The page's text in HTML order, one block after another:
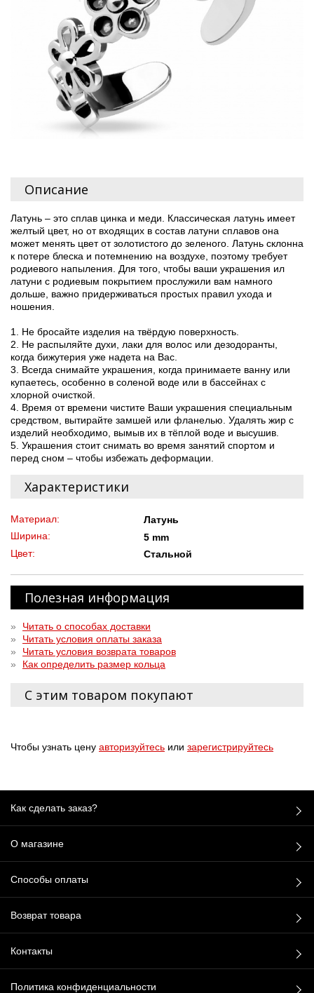
Описание
Латунь – это сплав цинка и меди. Классическая латунь имеет
желтый цвет, но от входящих в состав латуни сплавов она
может менять цвет от золотистого до зеленого. Латунь склонна
к потере блеска и потемнению на воздухе, поэтому требует
родиевого напыления. Для того, чтобы ваши украшения ил
латуни с родиевым покрытием прослужили вам намного
дольше, важно придерживаться простых правил ухода и
ношения.
1. Не бросайте изделия на твёрдую поверхность.
2. Не распыляйте духи, лаки для волос или дезодоранты,
когда бижутерия уже надета на Вас.
3. Всегда снимайте украшения, когда принимаете ванну или
купаетесь, особенно в соленой воде или в бассейнах с
хлорной очисткой.
4. Время от времени чистите Ваши украшения специальным
средством, вытирайте замшей или фланелью. Удалять жир с
изделий необходимо, вымыв их в тёплой воде и высушив.
5. Украшения стоит снимать во время занятий спортом и
перед сном – чтобы избежать деформации.
Характеристики
Материал:
Латунь
Ширина:
5 mm
Цвет:
Стальной
Полезная информация
»
Читать о способах доставки
»
Читать условия оплаты заказа
»
Читать условия возврата товаров
»
Как определить размер кольца
С этим товаром покупают
Чтобы узнать цену авторизуйтесь или зарегистрируйтесь
Как сделать заказ?
О магазине
Способы оплаты
Возврат товара
Контакты
Политика конфиденциальности